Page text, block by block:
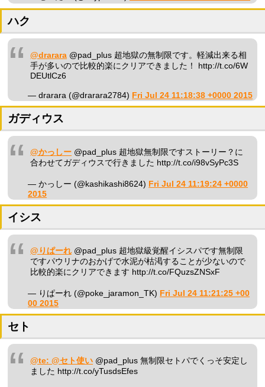
ハク
@drarara @pad_plus 超地獄の無制限です。軽減出来る相
手が多いので比較的楽にクリアできました！ http://t.co/6W
DEUtlCz6
— drarara (@drarara2784) Fri Jul 24 11:18:38 +0000 2015
ガディウス
@かっしー @pad_plus 超地獄無制限ですストーリー？に
合わせてガディウスで行きました http://t.co/i98vSyPc3S
— かっしー (@kashikashi8624) Fri Jul 24 11:19:24 +0000
2015
イシス
@りぱーれ @pad_plus 超地獄級覚醒イシスパです無制限
ですパウリナのおかげで水泥が枯渇することが少ないので
比較的楽にクリアできます http://t.co/FQuzsZNSxF
— りぱーれ (@poke_jaramon_TK) Fri Jul 24 11:21:25 +00
00 2015
セト
@te: @セト使い @pad_plus 無制限セトパでくっそ安定し
ました http://t.co/yTusdsEfes